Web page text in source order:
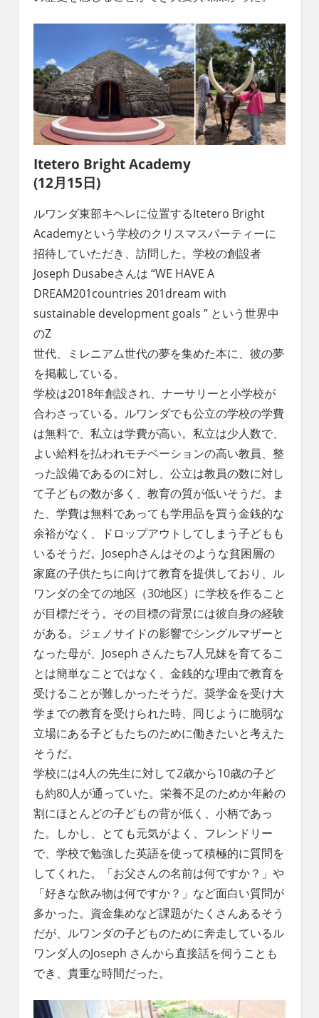
Itetero Bright Academy
(12月15日)
ルワンダ東部キヘレに位置するItetero Bright
Academyという学校のクリスマスパーティーに
招待していただき、訪問した。学校の創設者
Joseph Dusabeさんは “WE HAVE A
DREAM201countries 201dream with
sustainable development goals ” という世界中
のZ
世代、ミレニアム世代の夢を集めた本に、彼の夢
を掲載している。
学校は2018年創設され、ナーサリーと小学校が
合わさっている。ルワンダでも公立の学校の学費
は無料で、私立は学費が高い。私立は少人数で、
よい給料を払われモチベーションの高い教員、整
った設備であるのに対し、公立は教員の数に対し
て子どもの数が多く、教育の質が低いそうだ。ま
た、学費は無料であっても学用品を買う金銭的な
余裕がなく、ドロップアウトしてしまう子どもも
いるそうだ。Josephさんはそのような貧困層の
家庭の子供たちに向けて教育を提供しており、ル
ワンダの全ての地区（30地区）に学校を作ること
が目標だそう。その目標の背景には彼自身の経験
がある。ジェノサイドの影響でシングルマザーと
なった母が、Joseph さんたち7人兄妹を育てるこ
とは簡単なことではなく、金銭的な理由で教育を
受けることが難しかったそうだ。奨学金を受け大
学までの教育を受けられた時、同じように脆弱な
立場にある子どもたちのために働きたいと考えた
そうだ。
学校には4人の先生に対して2歳から10歳の子ど
も約80人が通っていた。栄養不足のためか年齢の
割にほとんどの子どもの背が低く、小柄であっ
た。しかし、とても元気がよく、フレンドリー
で、学校で勉強した英語を使って積極的に質問を
してくれた。「お父さんの名前は何ですか？」や
「好きな飲み物は何ですか？」など面白い質問が
多かった。資金集めなど課題がたくさんあるそう
だが、ルワンダの子どものために奔走しているル
ワンダ人のJoseph さんから直接話を伺うことも
でき、貴重な時間だった。